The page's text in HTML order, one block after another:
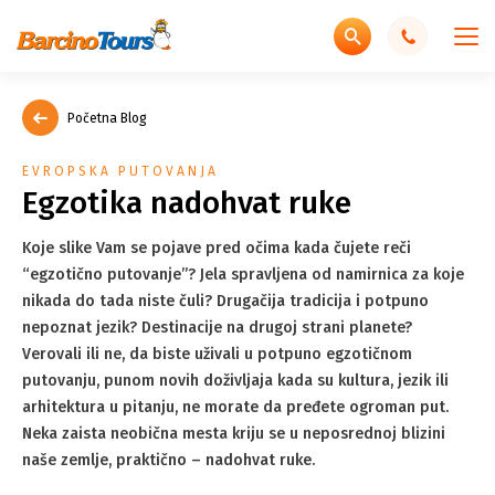
Početna Blog
EVROPSKA PUTOVANJA
Egzotika nadohvat ruke
Koje slike Vam se pojave pred očima kada čujete reči
“egzotično putovanje”? Jela spravljena od namirnica za koje
nikada do tada niste čuli? Drugačija tradicija i potpuno
nepoznat jezik? Destinacije na drugoj strani planete?
Verovali ili ne, da biste uživali u potpuno egzotičnom
putovanju, punom novih doživljaja kada su kultura, jezik ili
arhitektura u pitanju, ne morate da pređete ogroman put.
Neka zaista neobična mesta kriju se u neposrednoj blizini
naše zemlje, praktično – nadohvat ruke.